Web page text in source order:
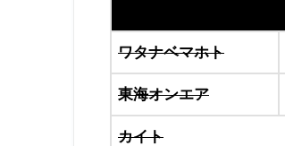
ワタナベマホト
東海オンエア
カイト